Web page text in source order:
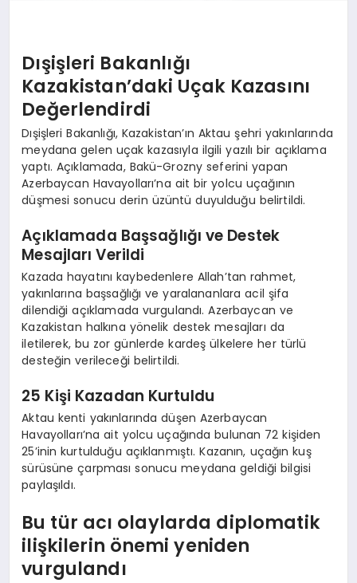
Dışişleri Bakanlığı
Kazakistan’daki Uçak Kazasını
Değerlendirdi
Dışişleri Bakanlığı, Kazakistan’ın Aktau şehri yakınlarında
meydana gelen uçak kazasıyla ilgili yazılı bir açıklama
yaptı. Açıklamada, Bakü-Grozny seferini yapan
Azerbaycan Havayolları’na ait bir yolcu uçağının
düşmesi sonucu derin üzüntü duyulduğu belirtildi.
Açıklamada Başsağlığı ve Destek
Mesajları Verildi
Kazada hayatını kaybedenlere Allah’tan rahmet,
yakınlarına başsağlığı ve yaralananlara acil şifa
dilendiği açıklamada vurgulandı. Azerbaycan ve
Kazakistan halkına yönelik destek mesajları da
iletilerek, bu zor günlerde kardeş ülkelere her türlü
desteğin verileceği belirtildi.
25 Kişi Kazadan Kurtuldu
Aktau kenti yakınlarında düşen Azerbaycan
Havayolları’na ait yolcu uçağında bulunan 72 kişiden
25’inin kurtulduğu açıklanmıştı. Kazanın, uçağın kuş
sürüsüne çarpması sonucu meydana geldiği bilgisi
paylaşıldı.
Bu tür acı olaylarda diplomatik
ilişkilerin önemi yeniden
vurgulandı